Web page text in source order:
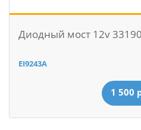
Диодный мост 12v
EI9243A
1 500